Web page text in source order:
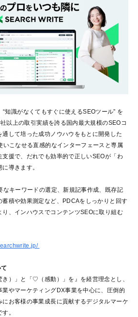
“知識がなくてもすぐに使えるSEOツール” を
以上の取引実績を誇る国内最大規模のSEOコ
して培った成功ノウハウをもとに開発した
いこなせる直感的なインターフェースと専属
支援で、だれでも効率的で正しいSEOが「わ
導きます。
なキーワードの選定、新規記事作成、既存記
蓄積や効果測定など、PDCAをしっかりと回す
り、インハウスでコンテンツSEOに取り組む
き）」と「♡（感動）」を』を経営理念とし、
やマーケティングDX事業を中心に、圧倒的
お客様の事業成長に貢献するデジタルマーケ
。